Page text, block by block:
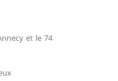
et le 74